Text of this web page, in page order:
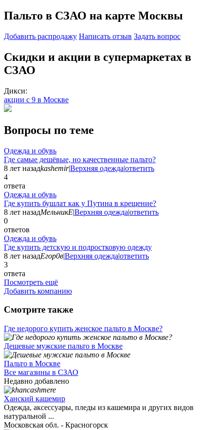
Пальто в СЗАО на карте Москвы
Добавить раcпродажу Написать отзыв Задать вопрос
Скидки и акции в супермаркетах в
СЗАО
Дикси:
акции с 9 в Москве
Вопросы по теме
Одежда и обувь
Где самые дешёвые, но качественные пальто?
8 лет назадkashemir|Верхняя одежда|ответить
4
ответа
Одежда и обувь
Где купить бушлат как у Путина в крещение?
8 лет назадМельникЕ|Верхняя одежда|ответить
0
ответов
Одежда и обувь
Где купить детскую и подростковую одежду
8 лет назадЕгор0в|Верхняя одежда|ответить
3
ответа
Посмотреть ещё
Добавить компанию
Смотрите также
Где недорого купить женское пальто в Москве?
Дешевые мужские пальто в Москве
Пальто в Москве
Все магазины в СЗАО
Недавно добавлено
Ханский кашемир
Одежда, аксессуары, пледы из кашемира и других видов
натуральной ...
Московская обл. - Красногорск